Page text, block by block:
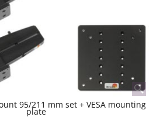
95/211 mm set + VESA mounting
plate